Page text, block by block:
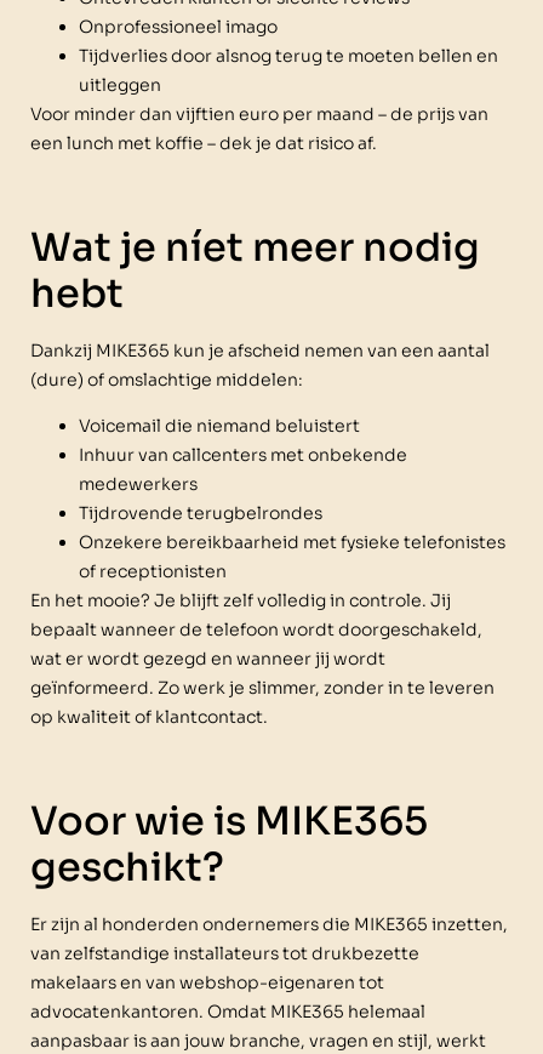
Onprofessioneel imago
Tijdverlies door alsnog terug te moeten bellen en
uitleggen
Voor minder dan vijftien euro per maand – de prijs van
een lunch met koffie – dek je dat risico af.
Wat je níet meer nodig
hebt
Dankzij MIKE365 kun je afscheid nemen van een aantal
(dure) of omslachtige middelen:
Voicemail die niemand beluistert
Inhuur van callcenters met onbekende
medewerkers
Tijdrovende terugbelrondes
Onzekere bereikbaarheid met fysieke telefonistes
of receptionisten
En het mooie? Je blijft zelf volledig in controle. Jij
bepaalt wanneer de telefoon wordt doorgeschakeld,
wat er wordt gezegd en wanneer jij wordt
geïnformeerd. Zo werk je slimmer, zonder in te leveren
op kwaliteit of klantcontact.
Voor wie is MIKE365
geschikt?
Er zijn al honderden ondernemers die MIKE365 inzetten,
van zelfstandige installateurs tot drukbezette
makelaars en van webshop-eigenaren tot
advocatenkantoren. Omdat MIKE365 helemaal
aanpasbaar is aan jouw branche, vragen en stijl, werkt